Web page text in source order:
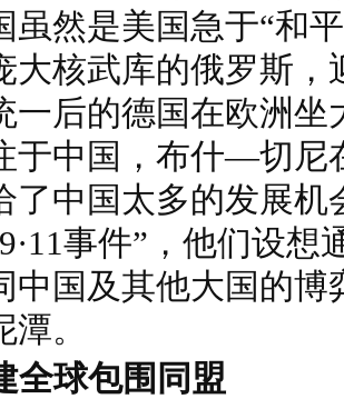
虽然是美国急于“和
大核武库的俄罗斯，
一后的德国在欧洲坐
于中国，布什—切尼
了中国太多的发展机
事件”，他们设想
中国及其他大国的
。
球包围同盟